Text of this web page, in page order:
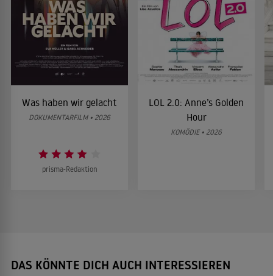
Was haben wir gelacht
DOKUMENTARFILM • 2026
prisma-Redaktion
LOL 2.0: Anne’s Golden
Hour
KOMÖDIE • 2026
DAS KÖNNTE DICH AUCH INTERESSIEREN